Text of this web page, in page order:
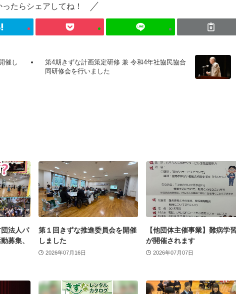
ったらシェアしてね！
催し
第4期きずな計画策定研修 兼 令和4年社協民協合
同研修会を行いました
団法人パ
募集、
第１回きずな推進委員会を開催
しました
2026年07月16日
【他団体主催事業】難病学
が開催されます
2026年07月07日